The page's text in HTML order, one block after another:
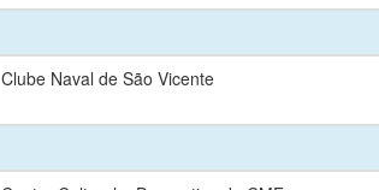
Clube Naval de São Vicente